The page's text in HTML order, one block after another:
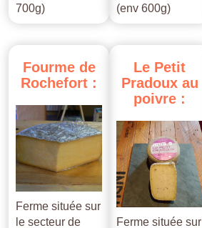
700g)
(env 600g)
Fourme de
Rochefort :
Ferme située sur
le secteur de
Le Petit
Pradoux au
poivre :
Ferme située sur